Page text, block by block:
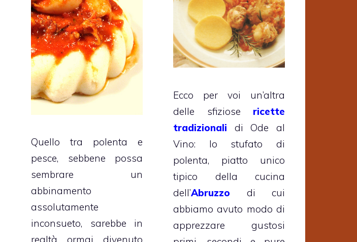
Quello tra polenta e
pesce, sebbene possa
sembrare un
abbinamento
assolutamente
inconsueto, sarebbe in
Ecco per voi un’altra
delle sfiziose ricette
tradizionali di Ode al
Vino: lo stufato di
polenta, piatto unico
tipico della cucina
dell’Abruzzo di cui
abbiamo avuto modo di
apprezzare gustosi